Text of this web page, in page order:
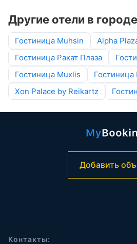
Другие отели в
Гостиница Muhsin
Alpha
Гостиница Ракат Плаза
Гостиница Muxlis
Гостиница
Xon Palace by Reikartz
Добавить
Контакты: